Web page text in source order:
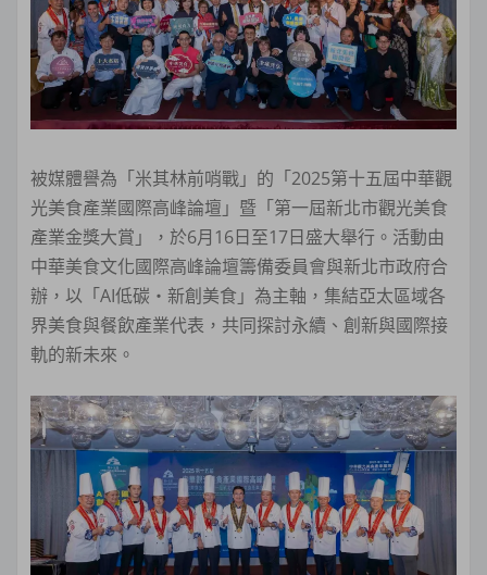
被媒體譽為「米其林前哨戰」的「2025第十五屆中華觀
光美食產業國際高峰論壇」暨「第一屆新北市觀光美食
產業金獎大賞」，於6月16日至17日盛大舉行。活動由
中華美食文化國際高峰論壇籌備委員會與新北市政府合
辦，以「AI低碳‧新創美食」為主軸，集結亞太區域各
界美食與餐飲產業代表，共同探討永續、創新與國際接
軌的新未來。